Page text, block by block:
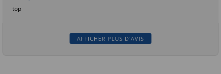
top
AFFICHER PLUS D'AVIS